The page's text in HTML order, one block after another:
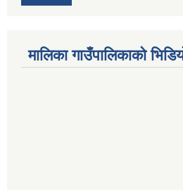
मालिका गाउँपालिकाको